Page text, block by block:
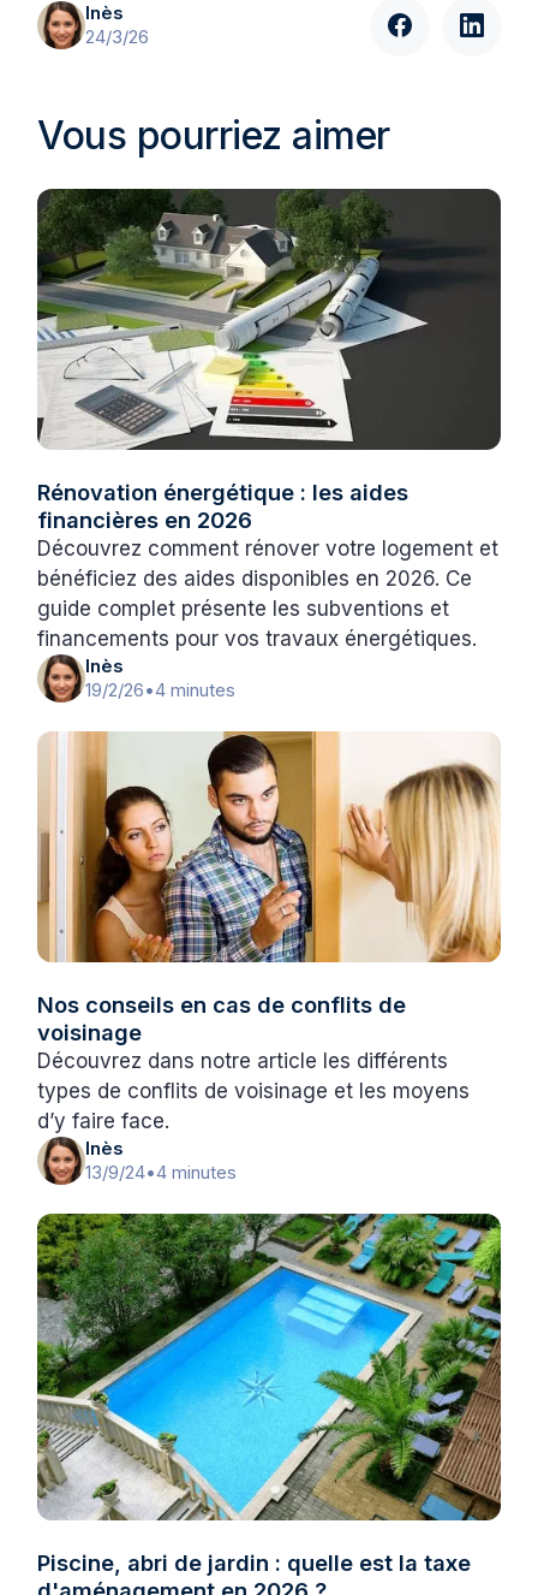
Inès
24/3/26
Vous pourriez aimer
Rénovation énergétique : les aides
financières en 2026
Découvrez comment rénover votre logement et
bénéficiez des aides disponibles en 2026. Ce
guide complet présente les subventions et
financements pour vos travaux énergétiques.
Inès
19/2/26•4 minutes
Nos conseils en cas de conflits de
voisinage
Découvrez dans notre article les différents
types de conflits de voisinage et les moyens
d’y faire face.
Inès
13/9/24•4 minutes
Piscine, abri de jardin : quelle est la taxe